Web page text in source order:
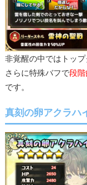
非覚醒の中ではトップ
さらに特殊バフで段階
です。
真刻の卵アクラハ